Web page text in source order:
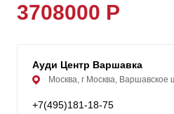
3708000 Р
Ауди Центр Варшавка
Москва, г Москва, Варшавское
+7(495)181-18-75